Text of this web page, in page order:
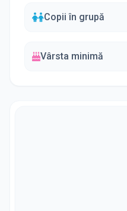
Copii în grupă
Vârsta minimă